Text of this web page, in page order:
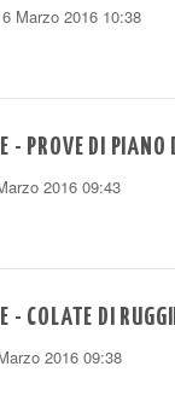
Marzo 2016 10:38
- PROVE DI PIANO
2016 09:43
- COLATE DI
2016 09:38